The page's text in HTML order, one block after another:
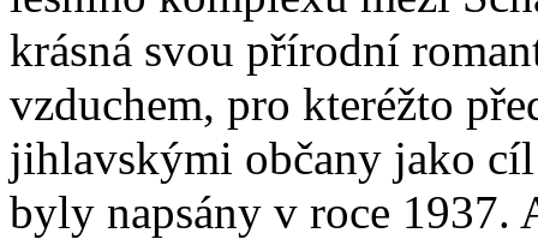
krásná svou přírodní
vzduchem, pro kteréžto
jihlavskými občany jako
byly napsány v roce 1937.